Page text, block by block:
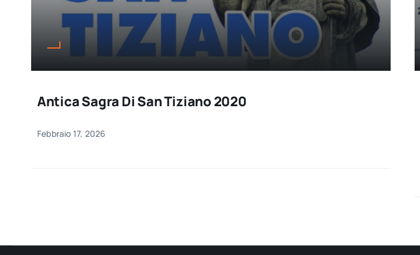
Antica Sagra Di San Tiziano 2020
Febbraio 17, 2026